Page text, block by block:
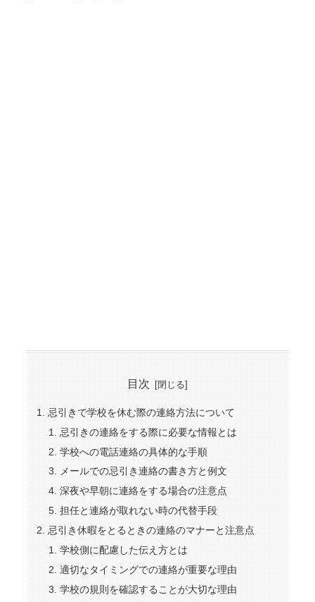
目次
忌引きで学校を休む際の連絡方法について
忌引きの連絡をする際に必要な情報とは
学校への電話連絡の具体的な手順
メールでの忌引き連絡の書き方と例文
深夜や早朝に連絡をする場合の注意点
担任と連絡が取れない時の代替手段
忌引き休暇をとるときの連絡のマナーと注意点
学校側に配慮した伝え方とは
適切なタイミングでの連絡が重要な理由
学校の規則を確認することが大切な理由